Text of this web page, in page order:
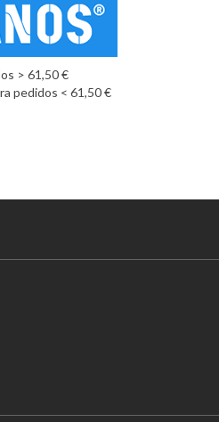
> 61,50 €
pedidos < 61,50 €